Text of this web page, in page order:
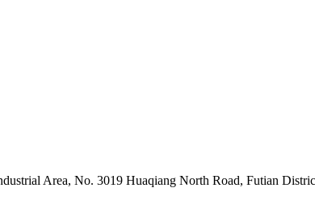
Area, No. 3019 Huaqiang North Road, Futian